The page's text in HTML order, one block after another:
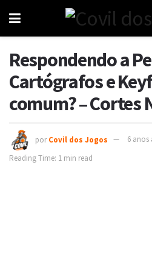
Respondendo a
Cartógrafos e
comum? – Cortes
por Covil dos Jogos
6 anos
Reading Time: 1 min read